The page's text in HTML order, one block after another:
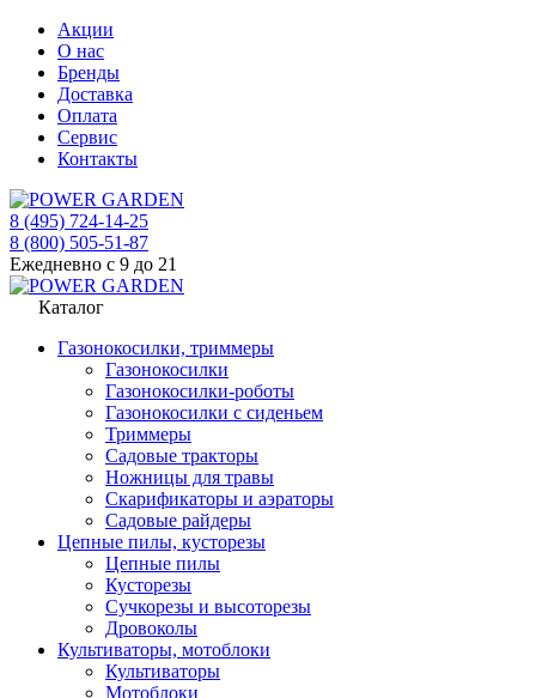
Акции
О нас
Бренды
Доставка
Оплата
Сервис
Контакты
8 (495) 724-14-25
8 (800) 505-51-87
Ежедневно с 9 до 21
Каталог
Газонокосилки, триммеры
Газонокосилки
Газонокосилки-роботы
Газонокосилки с сиденьем
Триммеры
Садовые тракторы
Ножницы для травы
Скарификаторы и аэраторы
Садовые райдеры
Цепные пилы, кусторезы
Цепные пилы
Кусторезы
Сучкорезы и высоторезы
Дровоколы
Культиваторы, мотоблоки
Культиваторы
Мотоблоки